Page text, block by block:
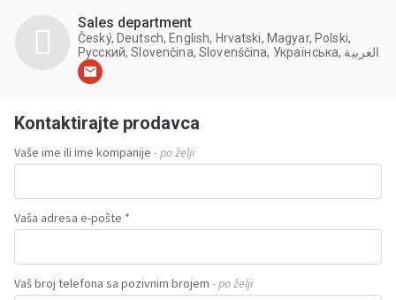
Sales department
Český, Deutsch, English, Hrvatski, Magyar, Polski,
Русский, Slovenčina, Slovenščina, Українська, العربية
Kontaktirajte prodavca
Vaše ime ili ime kompanije - po želji
Vaša adresa e-pošte *
Vaš broj telefona sa pozivnim brojem - po želji